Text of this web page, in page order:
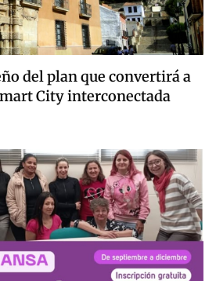
del plan que convertirá a
City interconectada